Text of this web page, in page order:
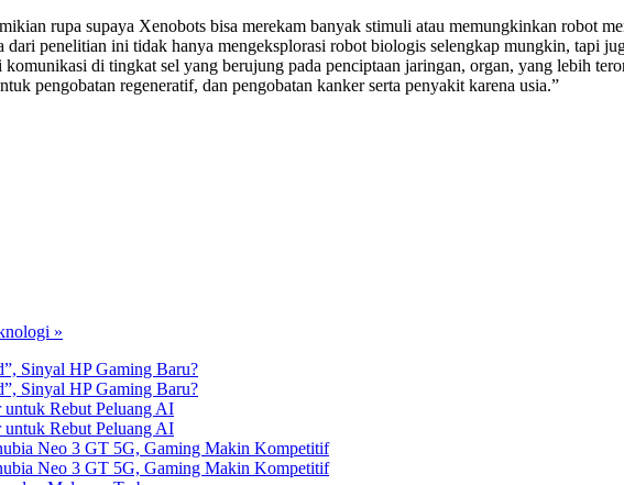
rupa supaya Xenobots bisa merekam banyak stimuli atau memungkinkan robot
dari penelitian ini tidak hanya mengeksplorasi robot biologis selengkap mungkin, tapi
di tingkat sel yang berujung pada penciptaan jaringan, organ, yang lebih
pengobatan regeneratif, dan pengobatan kanker serta penyakit karena usia.”
»
Sinyal HP Gaming Baru?
Sinyal HP Gaming Baru?
untuk Rebut Peluang AI
untuk Rebut Peluang AI
Neo 3 GT 5G, Gaming Makin Kompetitif
Neo 3 GT 5G, Gaming Makin Kompetitif